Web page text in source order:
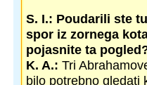
S. I.: Poudarili ste
spor iz zornega
pojasnite ta
K. A.: Tri
bilo potrebno gledati